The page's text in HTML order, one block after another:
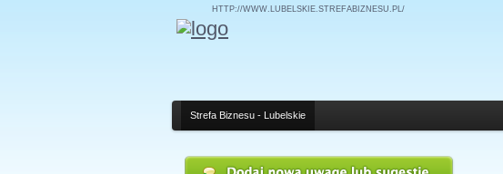
HTTP://WWW.LUBELSKIE.STREFABIZNESU.PL/
Strefa Biznesu - Lubelskie